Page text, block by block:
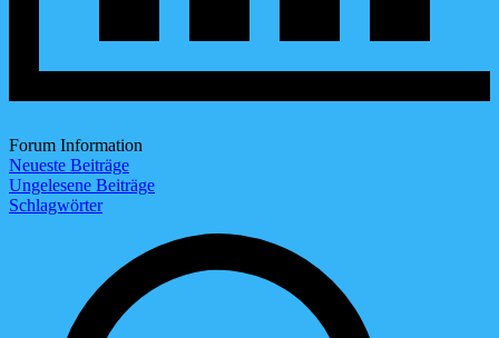
Forum Information
Neueste Beiträge
Ungelesene Beiträge
Schlagwörter